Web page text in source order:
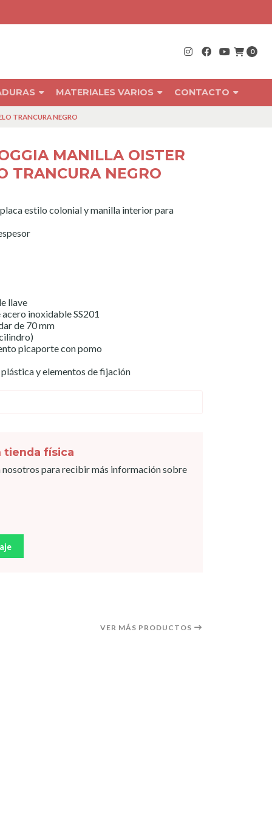
0
MATERIALES VARIOS CONTACTO
TRANCURA NEGRO
MANILLA OISTER
TRANCURA NEGRO
estilo colonial y manilla interior para
llave
inoxidable SS201
de 70 mm
picaporte con pomo
y elementos de fijación
tienda física
nosotros para recibir más información sobre
VER MÁS PRODUCTOS